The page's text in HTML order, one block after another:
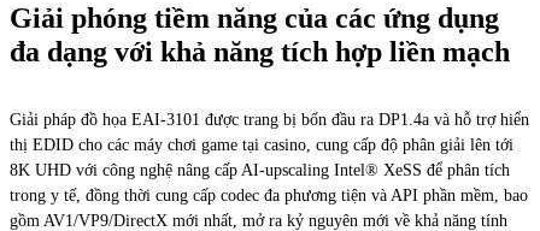
Giải phóng tiềm năng của các ứng dụng
đa dạng với khả năng tích hợp liền mạch
Giải pháp đồ họa EAI-3101 được trang bị bốn đầu ra DP1.4a và hỗ trợ hiển
thị EDID cho các máy chơi game tại casino, cung cấp độ phân giải lên tới
8K UHD với công nghệ nâng cấp AI-upscaling Intel® XeSS để phân tích
trong y tế, đồng thời cung cấp codec đa phương tiện và API phần mềm, bao
gồm AV1/VP9/DirectX mới nhất, mở ra kỷ nguyên mới về khả năng tính